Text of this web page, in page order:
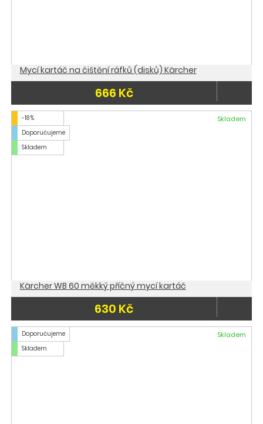
Mycí kartáč na čištění ráfků (disků) Kärcher
666 Kč
-18 %
Doporučujeme
Skladem
Skladem
Kärcher WB 60 měkký příčný mycí kartáč
630 Kč
Doporučujeme
Skladem
Skladem